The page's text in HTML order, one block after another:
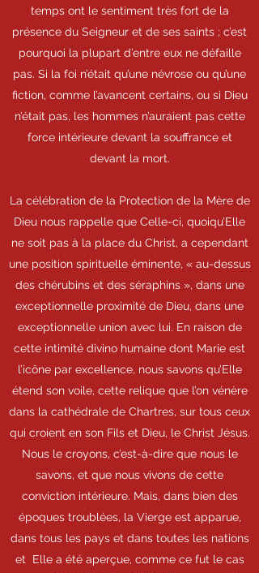
temps ont le sentiment très fort de la
présence du Seigneur et de ses saints ; c’est
pourquoi la plupart d’entre eux ne défaille
pas. Si la foi n’était qu’une névrose ou qu’une
fiction, comme l’avancent certains, ou si Dieu
n’était pas, les hommes n’auraient pas cette
force intérieure devant la souffrance et
devant la mort.
La célébration de la Protection de la Mère de
Dieu nous rappelle que Celle-ci, quoiqu’Elle
ne soit pas à la place du Christ, a cependant
une position spirituelle éminente, « au-dessus
des chérubins et des séraphins », dans une
exceptionnelle proximité de Dieu, dans une
exceptionnelle union avec lui. En raison de
cette intimité divino humaine dont Marie est
l’icône par excellence, nous savons qu’Elle
étend son voile, cette relique que l’on vénère
dans la cathédrale de Chartres, sur tous ceux
qui croient en son Fils et Dieu, le Christ Jésus.
Nous le croyons, c’est-à-dire que nous le
savons, et que nous vivons de cette
conviction intérieure. Mais, dans bien des
époques troublées, la Vierge est apparue,
dans tous les pays et dans toutes les nations
et Elle a été aperçue, comme ce fut le cas